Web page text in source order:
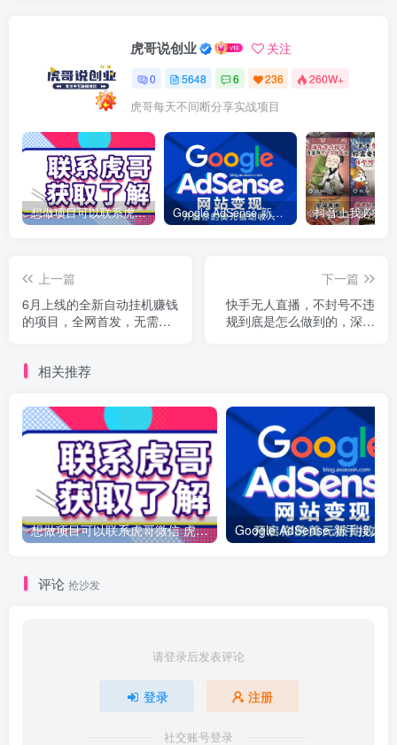
虎哥说创业 关注
0 5648 6 236 260W+
虎哥每天不间断分享实战项目
想做项目可以联系虎哥微信 虎哥一对一解答并且远程视频教学 Google AdSense 新手接入教程：虎哥手把手教你用网站赚取美元收入
上一篇
6月上线的全新自动挂机赚钱
的项目，全网首发，无需电
下一篇
快手无人直播，不封号不违
规到底是怎么做到的，深层
相关推荐
想做项目可以联系虎哥微信 虎哥一对一解答并且远程视频教学
评论 抢沙发
请登录后发表评论
登录 注册
社交账号登录